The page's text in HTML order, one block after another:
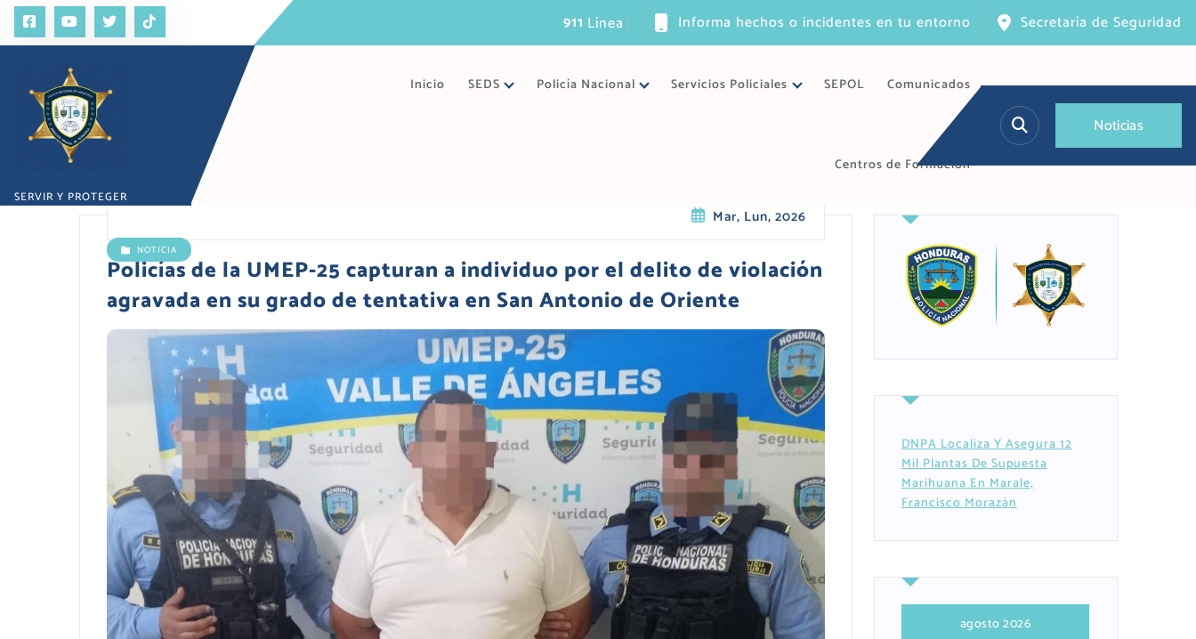
l
n
ún ca de Informa hechos o incidentes en tu entorno Secretaría de Seguridad
SERVIR Y PROTEGER
Inicio SEDS Policía Nacional Servicios Policiales SEPOL Comunicados
Centros de Formación
Noticias
Mar, Lun, 2026
NOTICIA
Policías de la UMEP-25 capturan a individuo por el delito de violación
agravada en su grado de tentativa en San Antonio de Oriente
DNPA Localiza Y Asegura 12
Mil Plantas De Supuesta
Marihuana En Marale,
Francisco Morazán
agosto 2026